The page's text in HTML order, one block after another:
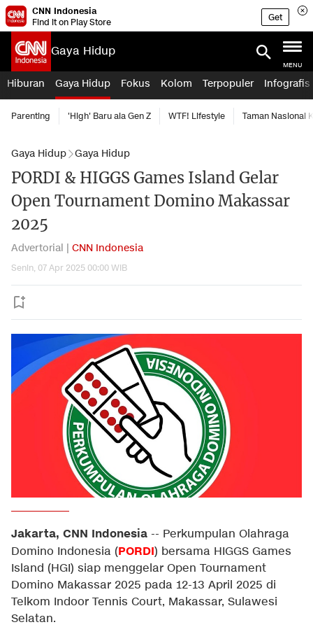
CNN Indonesia
Find it on Play Store
Get
Gaya Hidup
MENU
Hiburan Gaya Hidup Fokus Kolom Terpopuler Infografis
Parenting 'High' Baru ala Gen Z WTF! Lifestyle Taman Nasional
Gaya Hidup Gaya Hidup
PORDI & HIGGS Games Island Gelar
Open Tournament Domino Makassar
2025
Advertorial | CNN Indonesia
Senin, 07 Apr 2025 00:00 WIB
Jakarta, CNN Indonesia -- Perkumpulan Olahraga
Domino Indonesia (PORDI) bersama HIGGS Games
Island (HGI) siap menggelar Open Tournament
Domino Makassar 2025 pada 12-13 April 2025 di
Telkom Indoor Tennis Court, Makassar, Sulawesi
Selatan.